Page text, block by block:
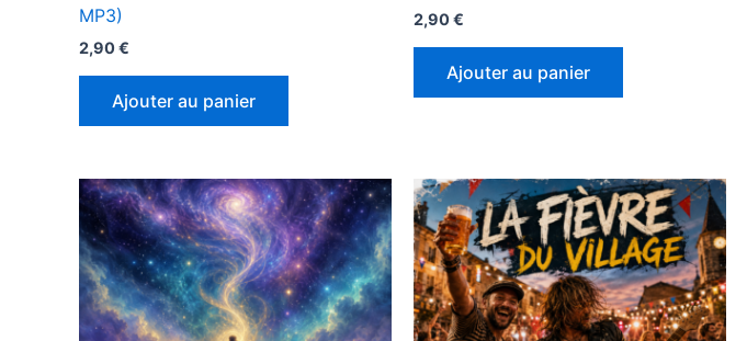
MP3)
2,90€
Ajouter au panier
2,90€
Ajouter au panier